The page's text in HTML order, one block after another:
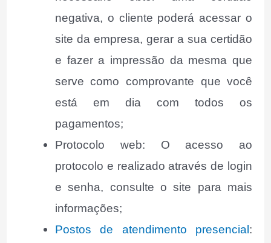
negativa, o cliente poderá acessar o
site da empresa, gerar a sua certidão
e fazer a impressão da mesma que
serve como comprovante que você
está em dia com todos os
pagamentos;
Protocolo web: O acesso ao
protocolo e realizado através de login
e senha, consulte o site para mais
informações;
Postos de atendimento presencial :